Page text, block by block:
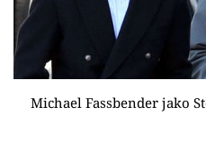
Sledujte prima+
Přihlášení
Michael Fassbender jako